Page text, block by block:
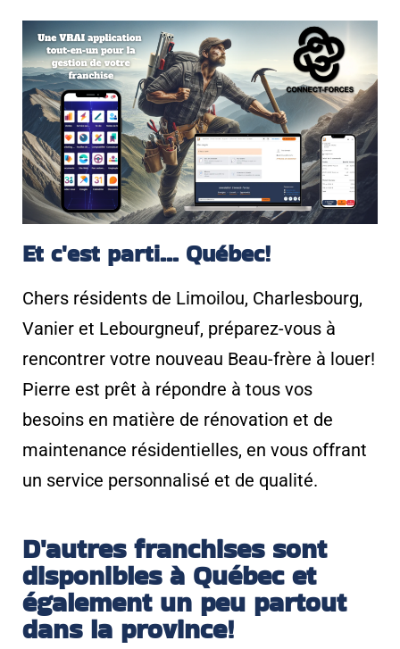
Et c'est parti... Québec!
Chers résidents de Limoilou, Charlesbourg,
Vanier et Lebourgneuf, préparez-vous à
rencontrer votre nouveau Beau-frère à louer!
Pierre est prêt à répondre à tous vos
besoins en matière de rénovation et de
maintenance résidentielles, en vous offrant
un service personnalisé et de qualité.
D'autres franchises sont
disponibles à Québec et
également un peu partout
dans la province!